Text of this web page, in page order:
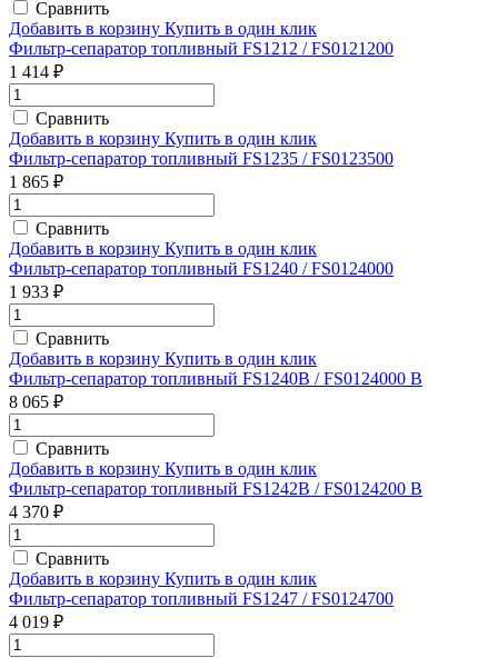
Сравнить
Добавить в корзину Купить в один клик
Фильтр-сепаратор топливный FS1212 / FS0121200
1 414 ₽
Сравнить
Добавить в корзину Купить в один клик
Фильтр-сепаратор топливный FS1235 / FS0123500
1 865 ₽
Сравнить
Добавить в корзину Купить в один клик
Фильтр-сепаратор топливный FS1240 / FS0124000
1 933 ₽
Сравнить
Добавить в корзину Купить в один клик
Фильтр-сепаратор топливный FS1240B / FS0124000 B
8 065 ₽
Сравнить
Добавить в корзину Купить в один клик
Фильтр-сепаратор топливный FS1242B / FS0124200 B
4 370 ₽
Сравнить
Добавить в корзину Купить в один клик
Фильтр-сепаратор топливный FS1247 / FS0124700
4 019 ₽